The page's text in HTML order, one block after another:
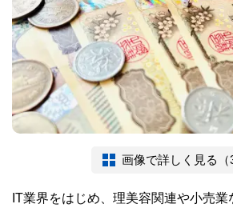
画像で詳しく見る（
IT業界をはじめ、理美容関連や小売